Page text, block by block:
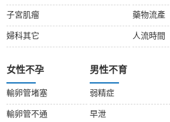
子宮肌瘤
婦科其它
藥物流產
人流時間
女性不孕
輸卵管堵塞
輸卵管不通
男性不育
弱精症
早泄